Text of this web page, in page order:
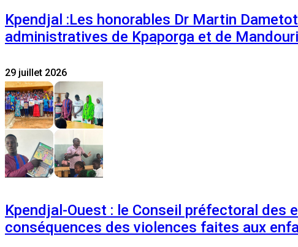
Kpendjal :Les honorables Dr Martin
administratives de Kpaporga et de Mandouri
29 juillet 2026
Kpendjal-Ouest : le Conseil préfectoral
conséquences des violences faites aux